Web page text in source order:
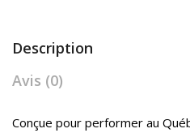
Description
Avis (0)
Conçue pour performer au